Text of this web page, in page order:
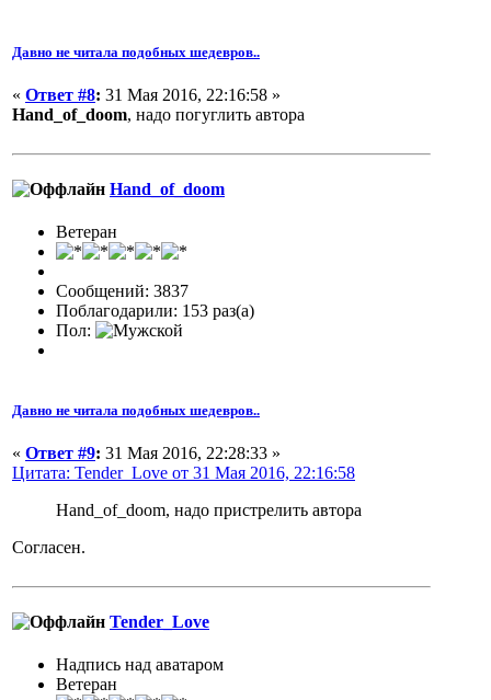
Давно не читала подобных шедевров..
« Ответ #8: 31 Мая 2016, 22:16:58 »
Hand_of_doom, надо погуглить автора
Hand_of_doom
Ветеран
Сообщений: 3837
Поблагодарили: 153 раз(а)
Пол:
Давно не читала подобных шедевров..
« Ответ #9: 31 Мая 2016, 22:28:33 »
Цитата: Tender_Love от 31 Мая 2016, 22:16:58
Hand_of_doom, надо пристрелить автора
Согласен.
Tender_Love
Надпись над аватаром
Ветеран